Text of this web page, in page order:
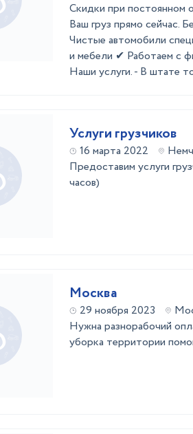
Скидки при постоянном
Ваш груз прямо сейчас.
Чистые автомобили
и мебели ✔ Работаем с
Наши услуги. - В штате
Услуги грузчиков
16 марта 2022
Предоставим услуги
часов)
Москва
29 ноября 2023
Нужна разнорабочий
уборка территории